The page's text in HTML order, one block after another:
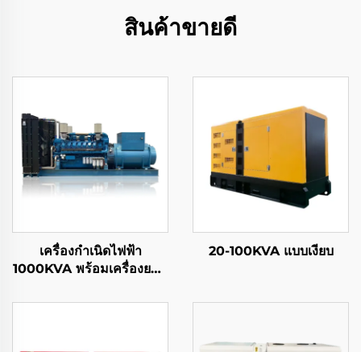
สินค้าขายดี
เครื่องกำเนิดไฟฟ้า
1000KVA พร้อมเครื่องยนต์
20-100KVA แบบเงียบ